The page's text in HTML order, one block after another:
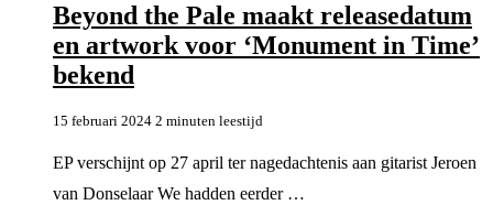
Beyond the Pale maakt releasedatum
en artwork voor ‘Monument in Time’
bekend
15 februari 2024 2 minuten leestijd
EP verschijnt op 27 april ter nagedachtenis aan gitarist Jeroen
van Donselaar We hadden eerder …